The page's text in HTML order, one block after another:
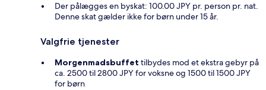
Der pålægges en byskat: 100.00 JPY pr. person pr. nat.
Denne skat gælder ikke for børn under 15 år.
Valgfrie tjenester
Morgenmadsbuffet tilbydes mod et ekstra gebyr på
ca. 2500 til 2800 JPY for voksne og 1500 til 1500 JPY
for børn